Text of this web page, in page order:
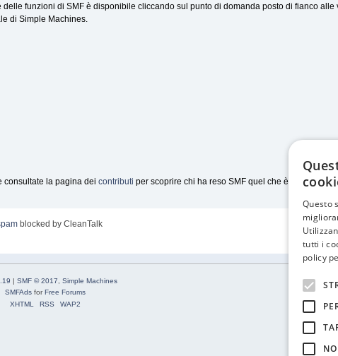
funzioni di SMF è disponibile cliccando sul punto di domanda posto di fianco
di Simple Machines.
consultate la pagina deicontributi per scoprire chi ha reso SMF quel che è oggi.
blocked by CleanTalk
| SMF © 2017, Simple Machines
SMFAdsforFree Forums
XHTML
RSS WAP2
Questo
tutti i
policy